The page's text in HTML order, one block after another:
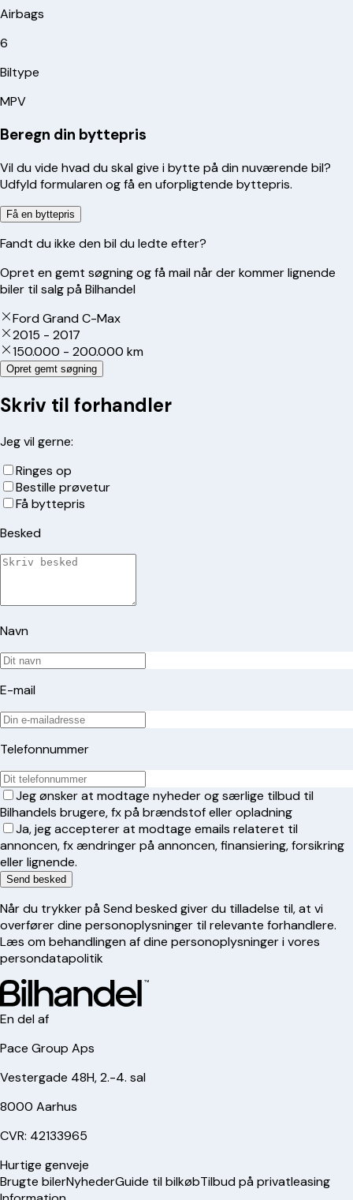
Airbags
6
Biltype
MPV
Beregn din byttepris
Vil du vide hvad du skal give i bytte på din nuværende bil?
Udfyld formularen og få en uforpligtende byttepris.
Få en byttepris
Fandt du ikke den bil du ledte efter?
Opret en gemt søgning og få mail når der kommer lignende
biler til salg på Bilhandel
Ford Grand C-Max
2015 - 2017
150.000 - 200.000 km
Opret gemt søgning
Skriv til forhandler
Jeg vil gerne:
Ringes op
Bestille prøvetur
Få byttepris
Besked
Navn
E-mail
Telefonnummer
Jeg ønsker at modtage nyheder og særlige tilbud til
Bilhandels brugere, fx på brændstof eller opladning
Ja, jeg accepterer at modtage emails relateret til
annoncen, fx ændringer på annoncen, finansiering, forsikring
eller lignende.
Send besked
Når du trykker på Send besked giver du tilladelse til, at vi
overfører dine personoplysninger til relevante forhandlere.
Læs om behandlingen af dine personoplysninger i vores
persondatapolitik
En del af
Pace Group Aps
Vestergade 48H, 2.-4. sal
8000 Aarhus
CVR: 42133965
Hurtige genveje
Brugte bilerNyhederGuide til bilkøbTilbud på privatleasing